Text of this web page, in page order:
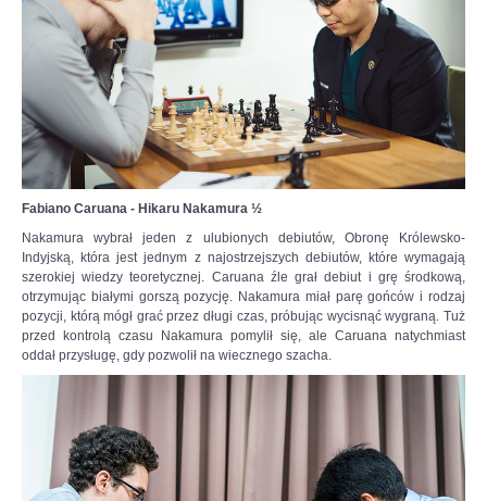
Fabiano Caruana - Hikaru Nakamura ½
Nakamura wybrał jeden z ulubionych debiutów, Obronę Królewsko-
Indyjską, która jest jednym z najostrzejszych debiutów, które wymagają
szerokiej wiedzy teoretycznej. Caruana źle grał debiut i grę środkową,
otrzymując białymi gorszą pozycję. Nakamura miał parę gońców i rodzaj
pozycji, którą mógł grać przez długi czas, próbując wycisnąć wygraną. Tuż
przed kontrolą czasu Nakamura pomylił się, ale Caruana natychmiast
oddał przysługę, gdy pozwolił na wiecznego szacha.